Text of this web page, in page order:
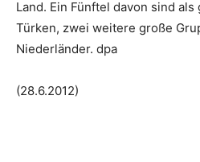
Land. Ein Fünftel davon sind
Türken, zwei weitere große
Niederländer. dpa
(28.6.2012)